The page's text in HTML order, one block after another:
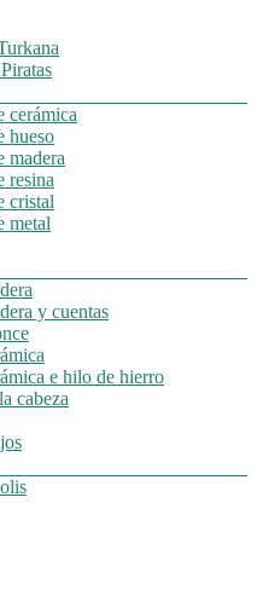
cerámica
hueso
madera
resina
cristal
metal
y cuentas
e hilo de hierro
cabeza